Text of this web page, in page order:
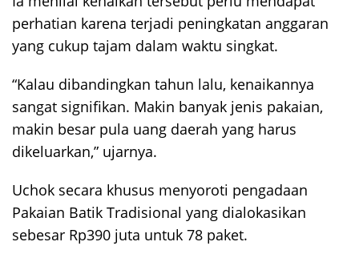
perhatian karena terjadi peningkatan anggaran
yang cukup tajam dalam waktu singkat.
“Kalau dibandingkan tahun lalu, kenaikannya
sangat signifikan. Makin banyak jenis pakaian,
makin besar pula uang daerah yang harus
dikeluarkan,” ujarnya.
Uchok secara khusus menyoroti pengadaan
Pakaian Batik Tradisional yang dialokasikan
sebesar Rp390 juta untuk 78 paket.